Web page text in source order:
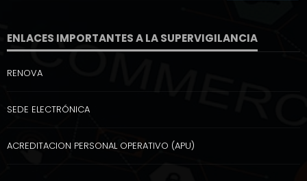
ENLACES IMPORTANTES A LA SUPERVIGILANCIA
RENOVA
SEDE ELECTRÓNICA
ACREDITACION PERSONAL OPERATIVO (APU)